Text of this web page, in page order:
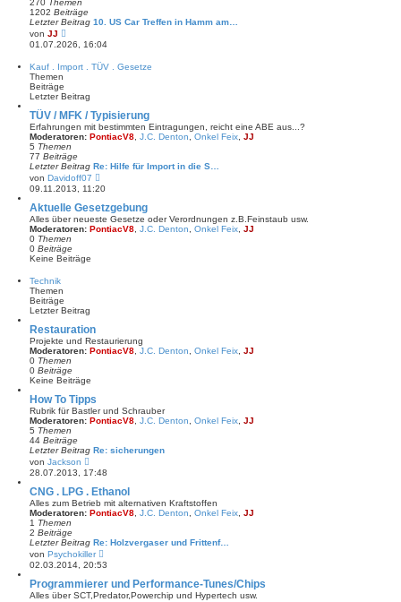
g
270 Themen
1202 Beiträge
Letzter Beitrag 10. US Car Treffen in Hamm am…
von JJ
e
u
s
r
B
e
i
t
r
a
g
01.07.2026, 16:04
Kauf . Import . TÜV . Gesetze
Themen
Beiträge
Letzter Beitrag
TÜV / MFK / Typisierung
Erfahrungen mit bestimmten Eintragungen, reicht eine ABE aus...?
Moderatoren: PontiacV8 J.C. Denton Onkel Feix JJ
5 Themen
77 Beiträge
Letzter Beitrag Re: Hilfe für Import in die S…
von Davidoff07
e
u
e
s
t
e
09.11.2013, 11:20
Aktuelle Gesetzgebung
Alles über neueste Gesetze oder Verordnungen z.B.Feinstaub usw.
Moderatoren: PontiacV8 J.C. Denton Onkel Feix JJ
0 Themen
0 Beiträge
Keine Beiträge
Technik
Themen
Beiträge
Letzter Beitrag
Restauration
Projekte und Restaurierung
Moderatoren: PontiacV8 J.C. Denton Onkel Feix JJ
0 Themen
0 Beiträge
Keine Beiträge
How To Tipps
Rubrik für Bastler und Schrauber
Moderatoren: PontiacV8 J.C. Denton Onkel Feix JJ
5 Themen
44 Beiträge
Letzter Beitrag Re: sicherungen
von Jackson
e
u
e
s
t
e
B
e
i
t
a
g
28.07.2013, 17:48
CNG . LPG . Ethanol
Alles zum Betrieb mit alternativen Kraftstoffen
Moderatoren: PontiacV8 J.C. Denton Onkel Feix JJ
1 Themen
2 Beiträge
Letzter Beitrag Re: Holzvergaser und Frittenf…
von Psychokiller
e
u
e
s
02.03.2014, 20:53
Programmierer und Performance-Tunes/Chips
Alles über SCT,Predator,Powerchip und Hypertech usw.